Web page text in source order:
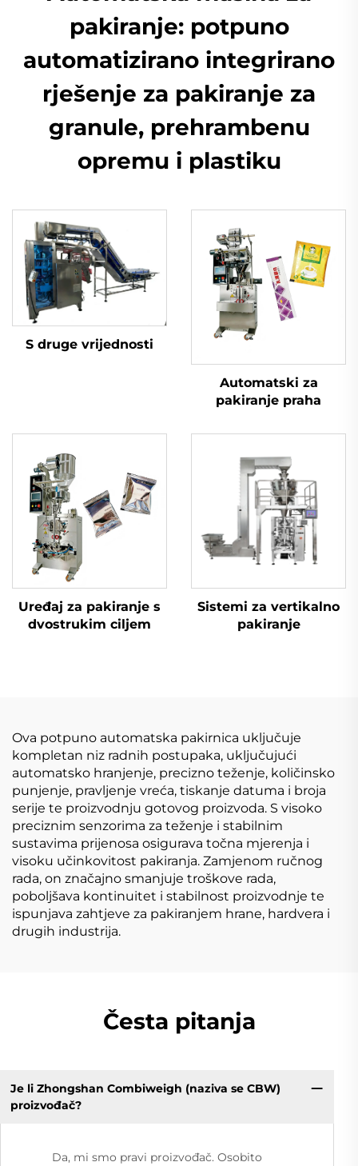
pakiranje: potpuno
automatizirano integrirano
rješenje za pakiranje za
granule, prehrambenu
opremu i plastiku
S druge vrijednosti
Automatski za
pakiranje praha
Uređaj za pakiranje s
dvostrukim ciljem
Sistemi za vertikalno
pakiranje
Ova potpuno automatska pakirnica uključuje
kompletan niz radnih postupaka, uključujući
automatsko hranjenje, precizno teženje, količinsko
punjenje, pravljenje vreća, tiskanje datuma i broja
serije te proizvodnju gotovog proizvoda. S visoko
preciznim senzorima za teženje i stabilnim
sustavima prijenosa osigurava točna mjerenja i
visoku učinkovitost pakiranja. Zamjenom ručnog
rada, on značajno smanjuje troškove rada,
poboljšava kontinuitet i stabilnost proizvodnje te
ispunjava zahtjeve za pakiranjem hrane, hardvera i
drugih industrija.
Česta pitanja
Je li Zhongshan Combiweigh (naziva se CBW)
proizvođač?
Da, mi smo pravi proizvođač. Osobito